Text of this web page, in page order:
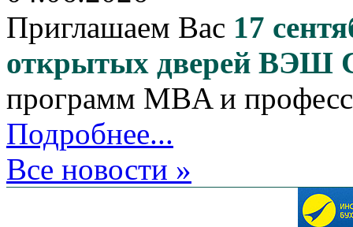
Приглашаем Вас 17
открытых дверей ВЭШ
программ MBA и
Подробнее...
Все новости »